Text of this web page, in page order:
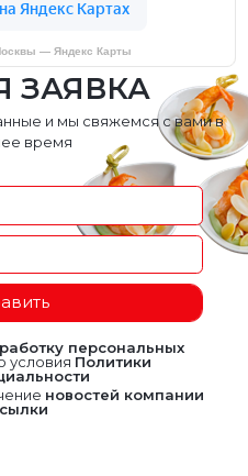
— Яндекс Карты
ЗАЯВКА
и мы свяжемся с вами в
время
персональных
условия Политики
новостей компании